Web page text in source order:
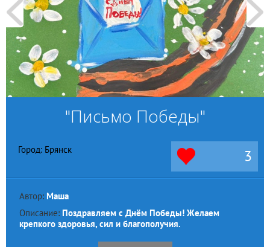
"Письмо Победы"
Город: Брянск 3
Автор: Маша
Описание: Поздравляем с Днём Победы! Желаем
крепкого здоровья, сил и благополучия.